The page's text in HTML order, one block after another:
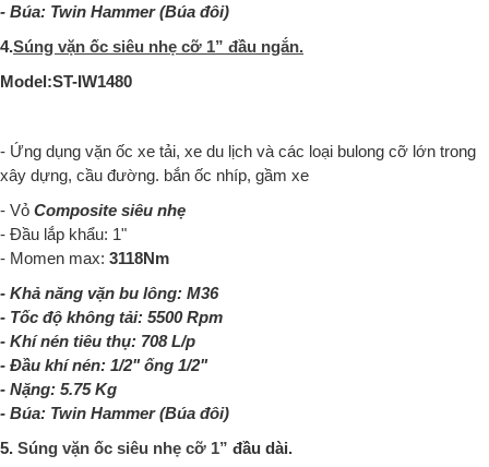
- Búa: Twin Hammer (Búa đôi)
4.Súng vặn ốc siêu nhẹ cỡ 1” đầu ngắn.
Model:ST-IW1480
- Ứng dụng vặn ốc xe tải, xe du lịch và các loại bulong cỡ lớn trong
xây dựng, cầu đường. bắn ốc nhíp, gầm xe
- Vỏ Composite siêu nhẹ
- Đầu lắp khẩu: 1"
- Momen max: 3118Nm
- Khả năng vặn bu lông: M36
- Tốc độ không tải: 5500 Rpm
- Khí nén tiêu thụ: 708 L/p
- Đầu khí nén: 1/2" ống 1/2"
- Nặng: 5.75 Kg
- Búa: Twin Hammer (Búa đôi)
5. Súng vặn ốc siêu nhẹ cỡ 1” đầu dài.